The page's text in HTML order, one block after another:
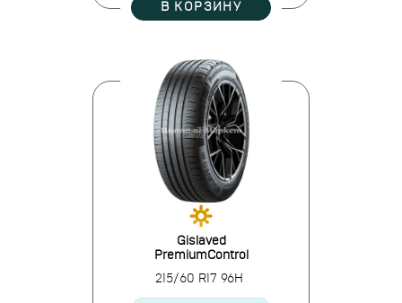
В КОРЗИНУ
Gislaved
PremiumControl
215/60 R17 96H